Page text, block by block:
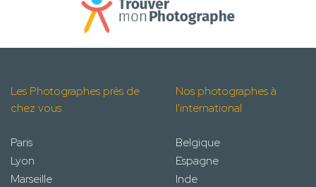
Les Photographes près de
chez vous
Paris
Lyon
Marseille
Nos photographes à
l'international
Belgique
Espagne
Inde